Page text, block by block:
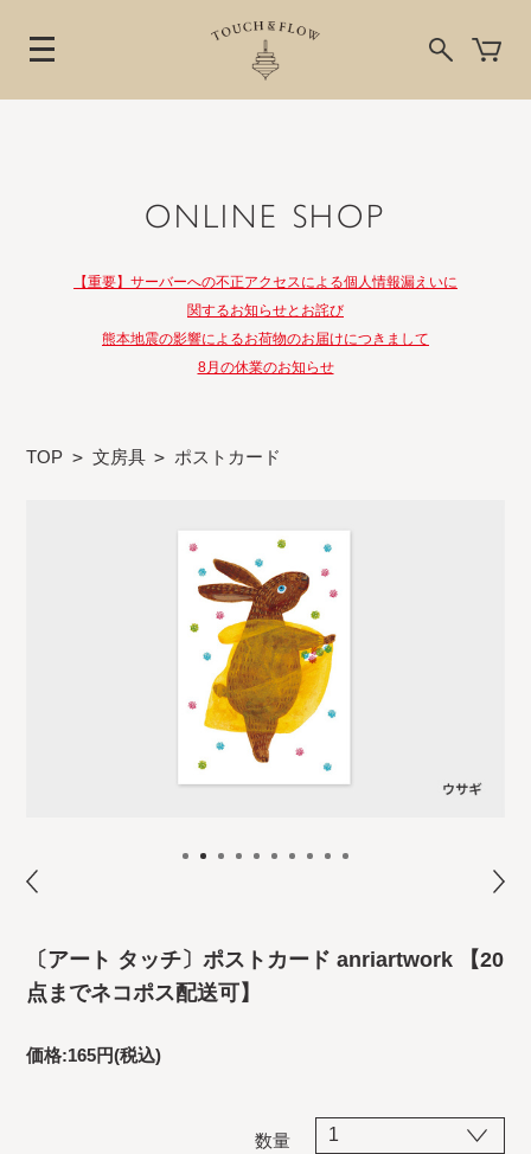
ONLINE SHOP
【重要】サーバーへの不正アクセスによる個人情報漏えいに
関するお知らせとお詫び
熊本地震の影響によるお荷物のお届けにつきまして
8月の休業のお知らせ
TOP > 文房具 > ポストカード
〔アート タッチ〕ポストカード anriartwork 【20
点までネコポス配送可】
価格:165円(税込)
数量